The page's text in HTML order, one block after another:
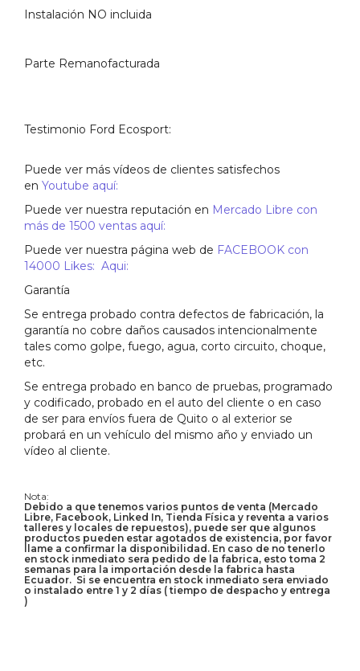
Instalación NO incluida
Parte Remanofacturada
Testimonio Ford Ecosport:
Puede ver más vídeos de clientes satisfechos
en Youtube aquí:
Puede ver nuestra reputación en Mercado Libre con
más de 1500 ventas aquí:
Puede ver nuestra página web de FACEBOOK con
14000 Likes: Aqui:
Garantía
Se entrega probado contra defectos de fabricación, la
garantía no cobre daños causados intencionalmente
tales como golpe, fuego, agua, corto circuito, choque,
etc.
Se entrega probado en banco de pruebas, programado
y codificado, probado en el auto del cliente o en caso
de ser para envíos fuera de Quito o al exterior se
probará en un vehículo del mismo año y enviado un
vídeo al cliente.
Nota:
Debido a que tenemos varios puntos de venta (Mercado
Libre, Facebook, Linked In, Tienda Física y reventa a varios
talleres y locales de repuestos), puede ser que algunos
productos pueden estar agotados de existencia, por favor
llame a confirmar la disponibilidad. En caso de no tenerlo
en stock inmediato sera pedido de la fabrica, esto toma 2
semanas para la importación desde la fabrica hasta
Ecuador. Si se encuentra en stock inmediato sera enviado
o instalado entre 1 y 2 días ( tiempo de despacho y entrega
)